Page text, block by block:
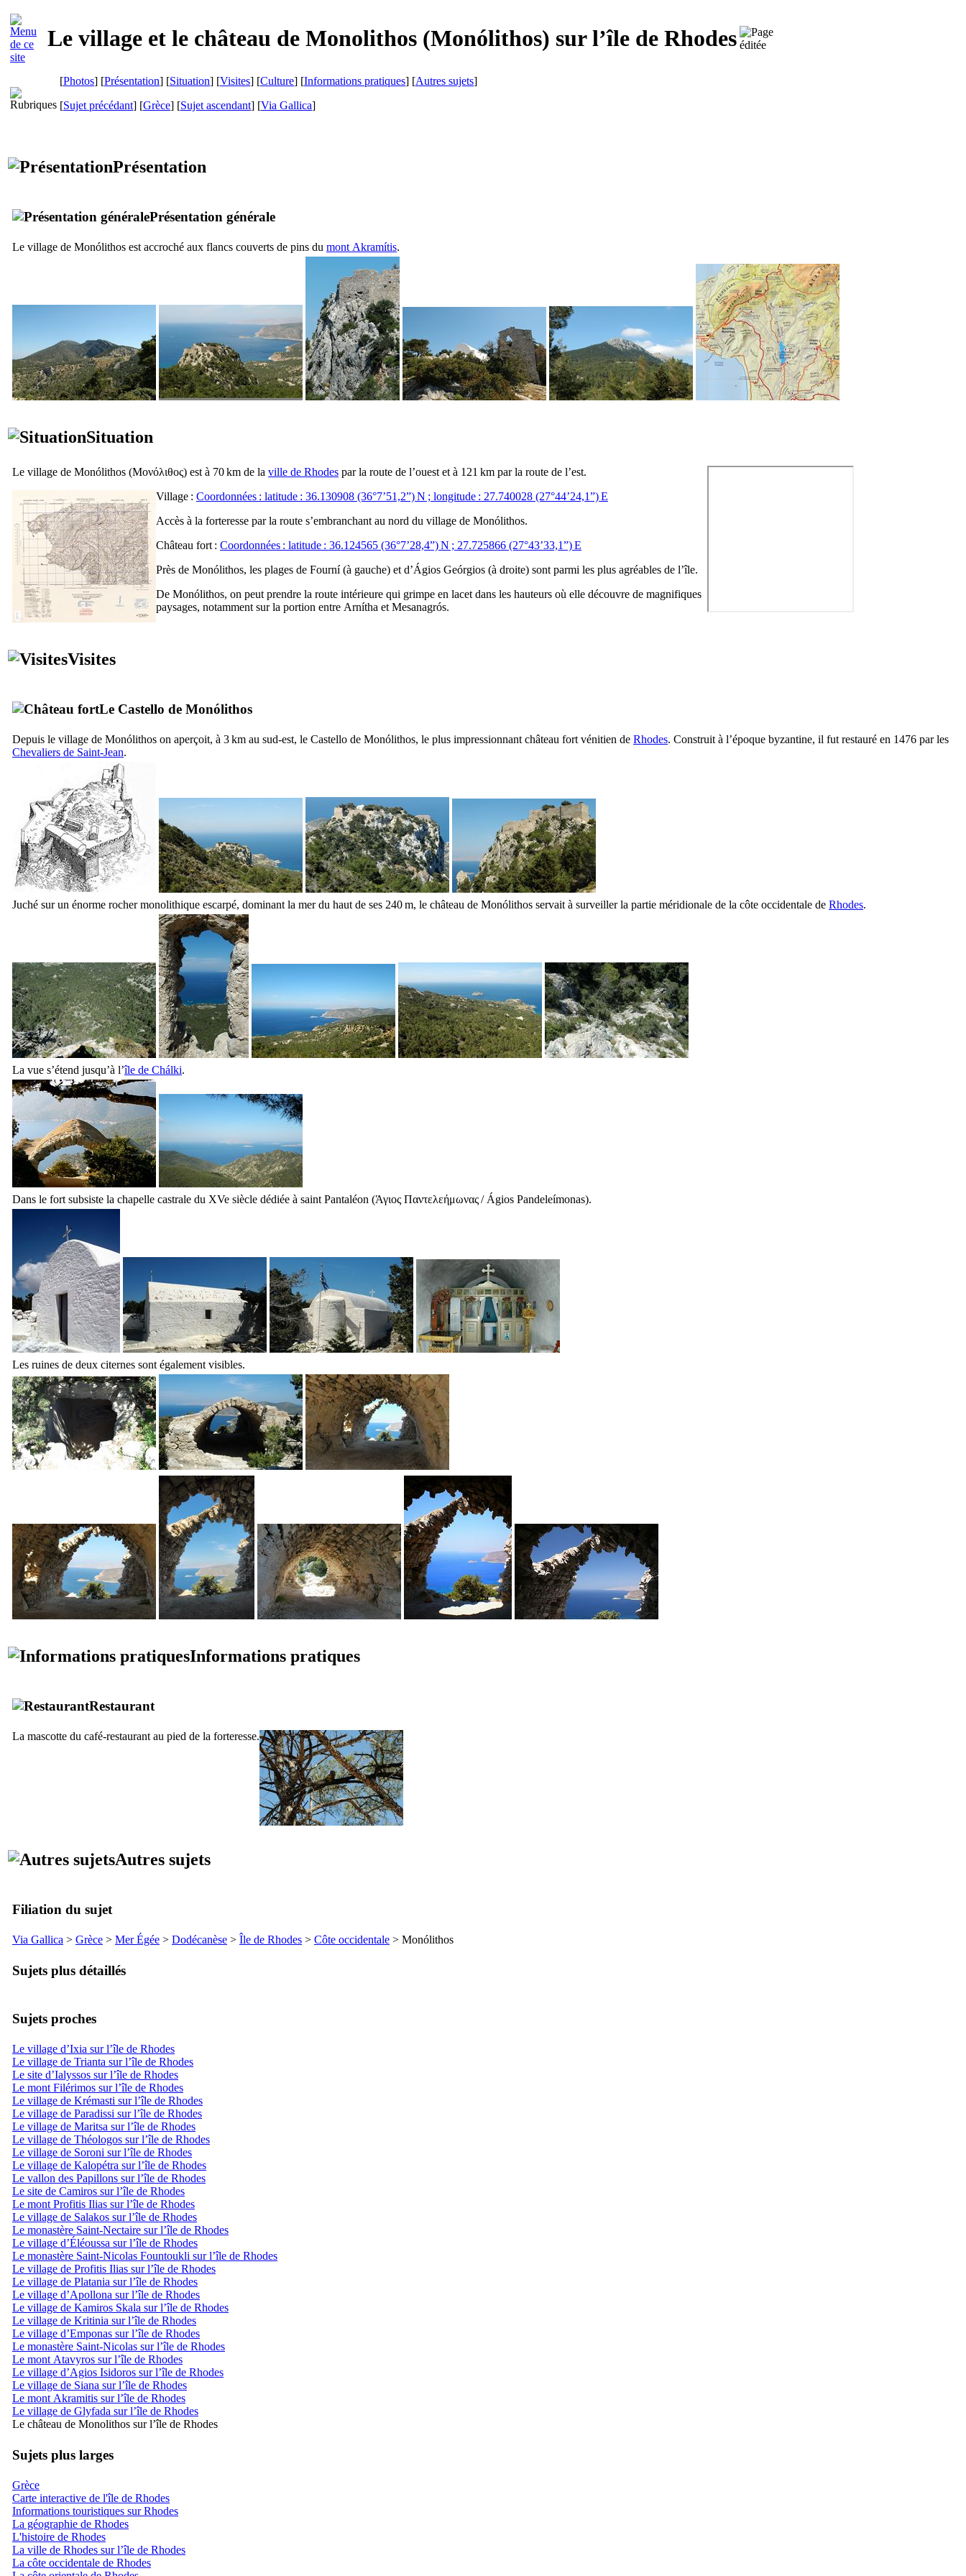
Le village et le château de Monolithos (Monólithos) sur l’île de Rhodes
[Photos] [Présentation] [Situation] [Visites] [Culture] [Informations pratiques] [Autres sujets]
[Sujet précédant] [Grèce] [Sujet ascendant] [Via Gallica]
Présentation
Présentation générale
Le village de Monólithos est accroché aux flancs couverts de pins du mont Akramítis.
Situation
Le village de Monólithos (Μονόλιθος) est à 70 km de la ville de Rhodes par la route de l’ouest et à 121 km par la route de l’est.
Village : Coordonnées : latitude : 36.130908 (36°7’51,2”) N ; longitude : 27.740028 (27°44’24,1”) E
Accès à la forteresse par la route s’embranchant au nord du village de Monólithos.
Château fort : Coordonnées : latitude : 36.124565 (36°7’28,4”) N ; 27.725866 (27°43’33,1”) E
Près de Monólithos, les plages de Fourní(à gauche) et d’Ágios Geórgios (à droite) sont parmi les plus agréables de l’île.
De Monólithos, on peut prendre la route intérieure qui grimpe en lacet dans les hauteurs où elle découvre de magnifiques
paysages, notamment sur la portion entre Arnítha et Mesanagrós.
Visites
Le Castello de Monólithos
Depuis le village de Monólithos on aperçoit, à 3 km au sud-est, le Castello de Monólithos, le plus impressionnant château fort vénitien de Rhodes. Construit à l’époque byzantine, il fut restauré en 1476 par les
Chevaliers de Saint-Jean.
Juché sur un énorme rocher monolithique escarpé, dominant la mer du haut de ses 240 m, le château de Monólithos servait à surveiller la partie méridionale de la côte occidentale de Rhodes.
La vue s’étend jusqu’à l’île de Chálki.
Dans le fort subsiste la chapelle castrale du XVe siècle dédiée à saint Pantaléon (Άγιος Παντελεήμωνας/ Ágios Pandeleímonas).
Les ruines de deux citernes sont également visibles.
Informations pratiques
Restaurant
La mascotte du café-restaurant au pied de la forteresse.
Autres sujets
Filiation du sujet
Via Gallica > Grèce > Mer Égée > Dodécanèse > Île de Rhodes > Côte occidentale > Monólithos
Sujets plus détaillés
Sujets proches
Le village d’Ixia sur l’île de Rhodes
Le village de Trianta sur l’île de Rhodes
Le site d’Ialyssos sur l’île de Rhodes
Le mont Filérimos sur l’île de Rhodes
Le village de Krémasti sur l’île de Rhodes
Le village de Paradissi sur l’île de Rhodes
Le village de Maritsa sur l’île de Rhodes
Le village de Théologos sur l’île de Rhodes
Le village de Soroni sur l’île de Rhodes
Le village de Kalopétra sur l’île de Rhodes
Le vallon des Papillons sur l’île de Rhodes
Le site de Camiros sur l’île de Rhodes
Le mont Profitis Ilias sur l’île de Rhodes
Le village de Salakos sur l’île de Rhodes
Le monastère Saint-Nectaire sur l’île de Rhodes
Le village d’Éléoussa sur l’île de Rhodes
Le monastère Saint-Nicolas Fountoukli sur l’île de Rhodes
Le village de Profitis Ilias sur l’île de Rhodes
Le village de Platania sur l’île de Rhodes
Le village d’Apollona sur l’île de Rhodes
Le village de Kamiros Skala sur l’île de Rhodes
Le village de Kritinia sur l’île de Rhodes
Le village d’Emponas sur l’île de Rhodes
Le monastère Saint-Nicolas sur l’île de Rhodes
Le mont Atavyros sur l’île de Rhodes
Le village d’Agios Isidoros sur l’île de Rhodes
Le village de Siana sur l’île de Rhodes
Le mont Akramitis sur l’île de Rhodes
Le village de Glyfada sur l’île de Rhodes
Le château de Monolithos sur l’île de Rhodes
Sujets plus larges
Grèce
Carte interactive de l'île de Rhodes
Informations touristiques sur Rhodes
La géographie de Rhodes
L'histoire de Rhodes
La ville de Rhodes sur l’île de Rhodes
La côte occidentale de Rhodes